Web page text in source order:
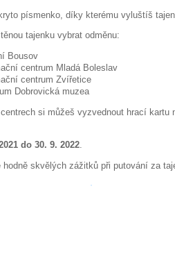
písmenko, díky kterému vyluštíš
tajenku vybrat odměnu:
Bousov
centrum Mladá Boleslav
centrum Zvířetice
Dobrovická muzea
si můžeš vyzvednout hrací kartu
do 30. 9. 2022
hodně skvělých zážitků při putování za